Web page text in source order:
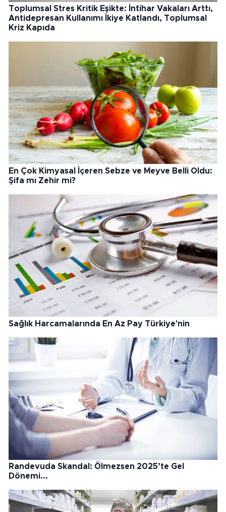
Toplumsal Stres Kritik Eşikte: İntihar Vakaları Arttı,
Antidepresan Kullanımı İkiye Katlandı, Toplumsal
Kriz Kapıda
En Çok Kimyasal İçeren Sebze ve Meyve Belli Oldu:
Şifa mı Zehir mi?
Sağlık Harcamalarında En Az Pay Türkiye'nin
Randevuda Skandal: Ölmezsen 2025’te Gel
Dönemi...